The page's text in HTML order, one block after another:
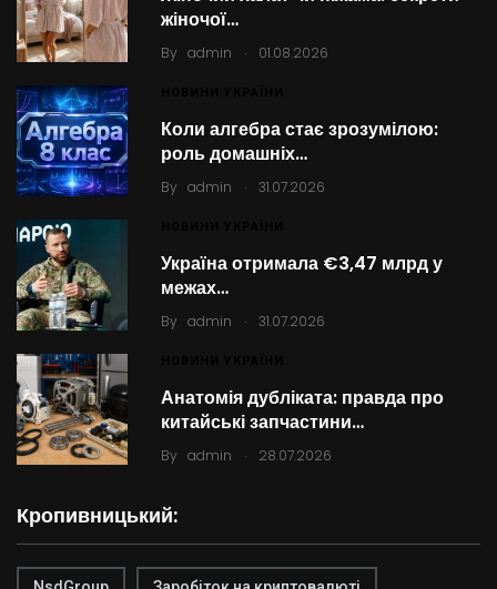
жіночої…
By admin . 01.08.2026
Коли алгебра стає зрозумілою:
роль домашніх…
By admin . 31.07.2026
Україна отримала €3,47 млрд у
межах…
By admin . 31.07.2026
Анатомія дубліката: правда про
китайські запчастини…
By admin . 28.07.2026
Кропивницький: